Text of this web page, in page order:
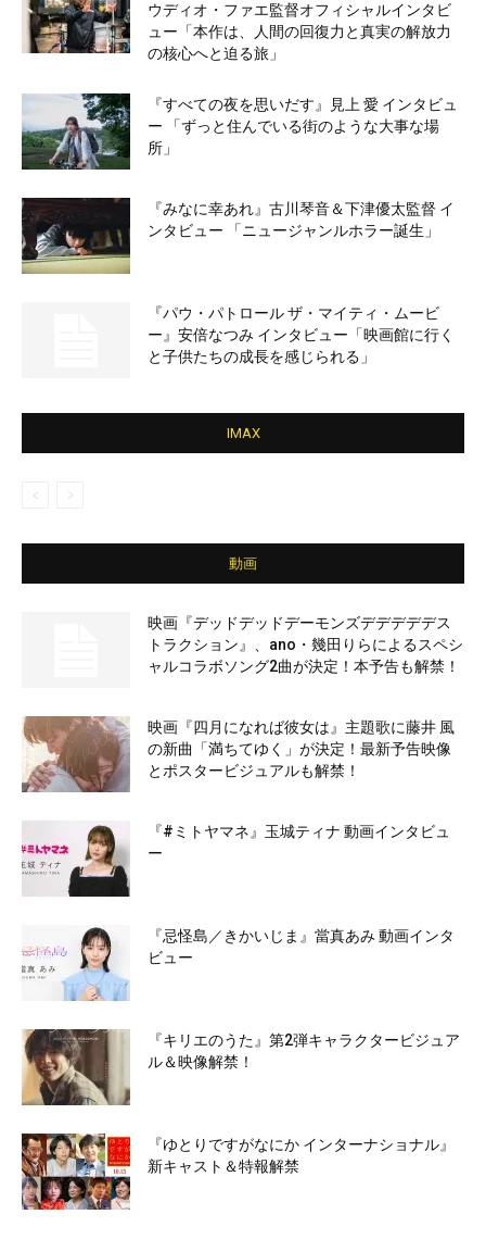
ウディオ・ファエ監督オフィシャルインタビ
ュー「本作は、人間の回復力と真実の解放力
の核心へと迫る旅」
『すべての夜を思いだす』見上 愛 インタビュ
ー 「ずっと住んでいる街のような大事な場
所」
『みなに幸あれ』古川琴音＆下津優太監督 イ
ンタビュー 「ニュージャンルホラー誕生」
『パウ・パトロール ザ・マイティ・ムービ
ー』安倍なつみ インタビュー「映画館に行く
と子供たちの成長を感じられる」
IMAX
動画
映画『デッドデッドデーモンズデデデデデス
トラクション』、ano・幾田りらによるスペシ
ャルコラボソング2曲が決定！本予告も解禁！
映画『四月になれば彼女は』主題歌に藤井 風
の新曲「満ちてゆく」が決定！最新予告映像
とポスタービジュアルも解禁！
『#ミトヤマネ』玉城ティナ 動画インタビュ
ー
『忌怪島／きかいじま』當真あみ 動画インタ
ビュー
『キリエのうた』第2弾キャラクタービジュア
ル＆映像解禁！
『ゆとりですがなにか インターナショナル』
新キャスト＆特報解禁